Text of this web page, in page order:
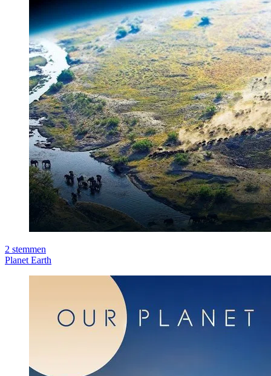
2 stemmen
Planet Earth